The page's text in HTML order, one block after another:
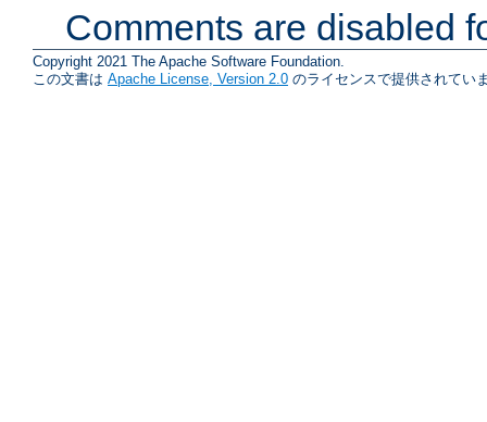
Comments are disabled
Copyright 2021 The Apache Software Foundation.
この文書は Apache License, Version 2.0 のライセンスで提供されてい